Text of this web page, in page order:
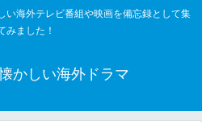
い海外テレビ番組や映画を備忘録として集
みました！
かしい海外ドラマ